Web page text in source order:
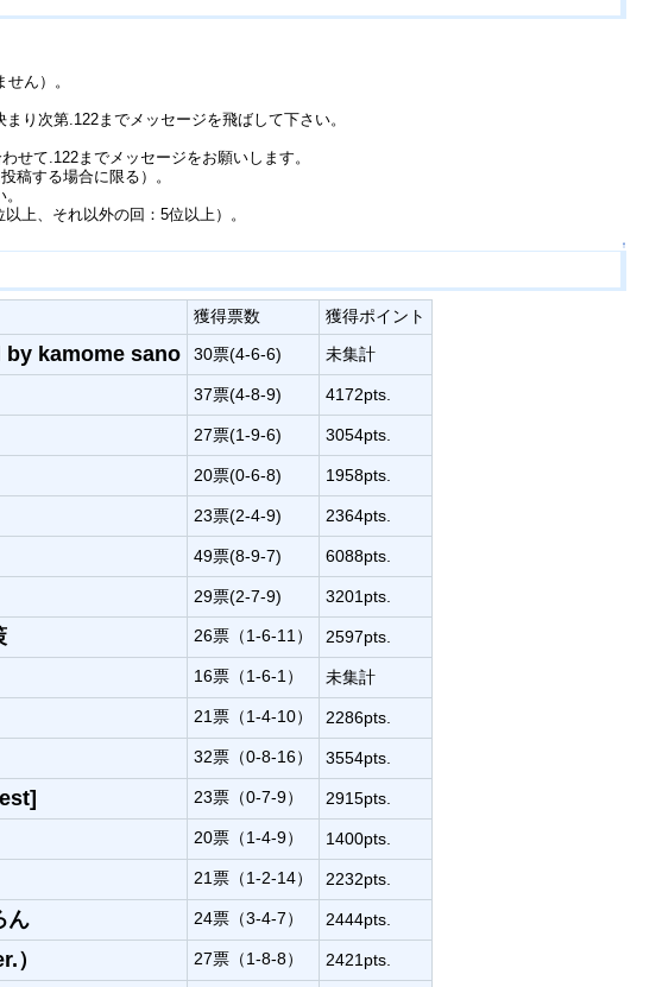
ん）。
り次第.122までメッセージを飛ばして下さい。
せて.122までメッセージをお願いします。
稿する場合に限る）。
上、それ以外の回：5位以上）。
↑
獲得票数 獲得ポイント
by kamome sano 30票(4-6-6) 未集計
37票(4-8-9) 4172pts.
27票(1-9-6) 3054pts.
20票(0-6-8) 1958pts.
23票(2-4-9) 2364pts.
49票(8-9-7) 6088pts.
29票(2-7-9) 3201pts.
26票（1-6-11） 2597pts.
16票（1-6-1） 未集計
21票（1-4-10） 2286pts.
32票（0-8-16） 3554pts.
23票（0-7-9） 2915pts.
20票（1-4-9） 1400pts.
21票（1-2-14） 2232pts.
ん 24票（3-4-7） 2444pts.
） 27票（1-8-8） 2421pts.